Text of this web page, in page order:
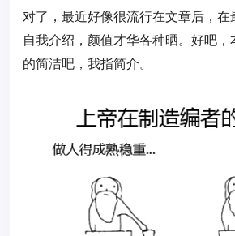
对了，最近好像很流行在文章后，在
自我介绍，颜值才华各种晒。好吧
的简洁吧，我指简介。